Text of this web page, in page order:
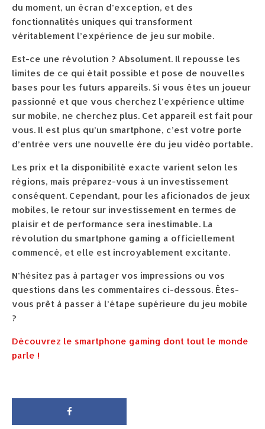
du moment, un écran d’exception, et des
fonctionnalités uniques qui transforment
véritablement l’expérience de jeu sur mobile.
Est-ce une révolution ? Absolument. Il repousse les
limites de ce qui était possible et pose de nouvelles
bases pour les futurs appareils. Si vous êtes un joueur
passionné et que vous cherchez l’expérience ultime
sur mobile, ne cherchez plus. Cet appareil est fait pour
vous. Il est plus qu’un smartphone, c’est votre porte
d’entrée vers une nouvelle ère du jeu vidéo portable.
Les prix et la disponibilité exacte varient selon les
régions, mais préparez-vous à un investissement
conséquent. Cependant, pour les aficionados de jeux
mobiles, le retour sur investissement en termes de
plaisir et de performance sera inestimable. La
révolution du smartphone gaming a officiellement
commencé, et elle est incroyablement excitante.
N’hésitez pas à partager vos impressions ou vos
questions dans les commentaires ci-dessous. Êtes-
vous prêt à passer à l’étape supérieure du jeu mobile
?
Découvrez le smartphone gaming dont tout le monde
parle !